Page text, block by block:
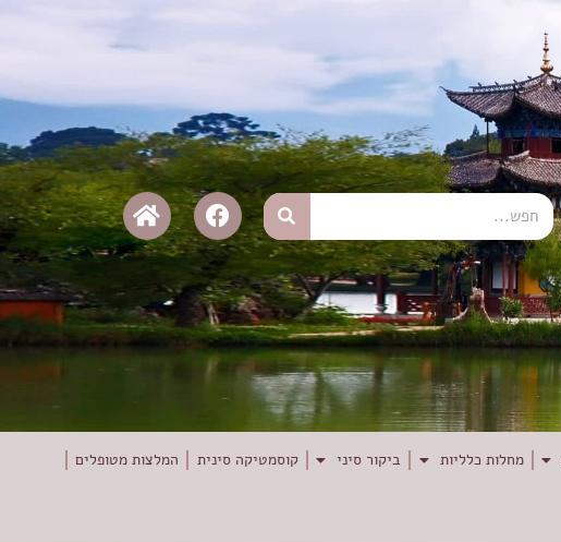
מחלות כלליות ביקור סיני קוסמטיקה סינית המלצות מטופלים